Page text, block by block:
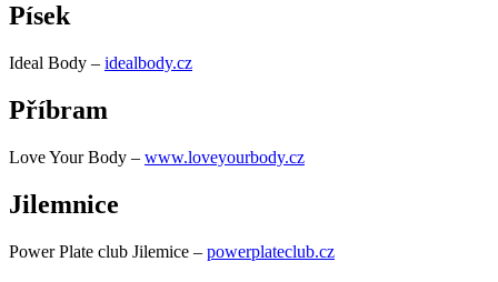
Písek
Ideal Body – idealbody.cz
Příbram
Love Your Body – www.loveyourbody.cz
Jilemnice
Power Plate club Jilemice – powerplateclub.cz